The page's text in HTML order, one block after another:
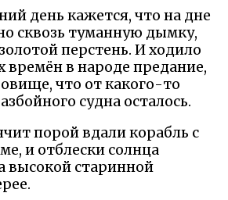
день кажется, что на дне
сквозь туманную дымку,
перстень. И ходило
времён в народе предание,
что от какого-то
судна осталось.
порой вдали корабль с
и отблески солнца
высокой старинной